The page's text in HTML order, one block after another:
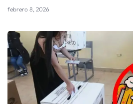
febrero 8, 2026